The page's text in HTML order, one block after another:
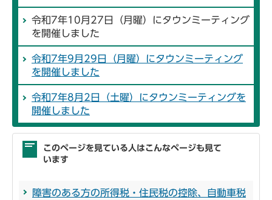
令和7年10月27日（月曜）にタウンミーティング
を開催しました
令和7年9月29日（月曜）にタウンミーティング
を開催しました
令和7年8月2日（土曜）にタウンミーティングを
開催しました
このページを見ている人はこんなページも見て
います
障害のある方の所得税・住民税の控除、自動車税